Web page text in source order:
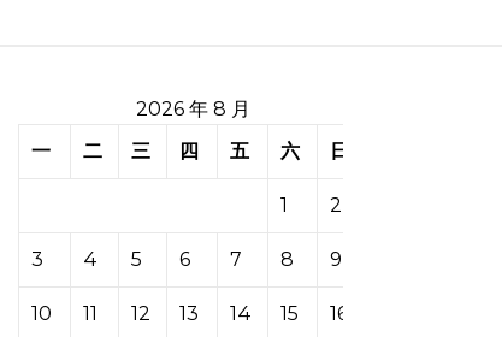
2026 年 8 月
一
二 三 四 五 六 日
1 2
3 4 5 6 7 8 9
10 11 12 13 14 15 16